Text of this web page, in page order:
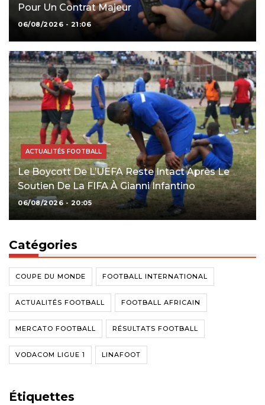
Pour Un Contrat Majeur
06/08/2026 - 21:06
ACTUALITÉS FOOTBALL
Le Boycott De L’UEFA Reste Intact Après Le
Soutien De La FIFA À Gianni Infantino
06/08/2026 - 20:05
Catégories
COUPE DU MONDE FOOTBALL INTERNATIONAL
ACTUALITÉS FOOTBALL FOOTBALL AFRICAIN
MERCATO FOOTBALL RÉSULTATS FOOTBALL
VODACOM LIGUE 1 LINAFOOT
Étiquettes